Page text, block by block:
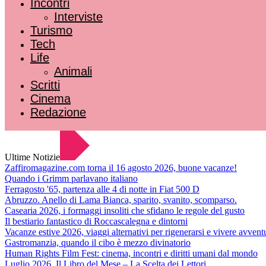
Incontri
Interviste
Turismo
Tech
Life
Animali
Scritti
Cinema
Redazione
Ultime Notizie
Zaffiromagazine.com torna il 16 agosto 2026, buone vacanze!
Quando i Grimm parlavano italiano
Ferragosto '65, partenza alle 4 di notte in Fiat 500 D
Abruzzo. Anello di Lama Bianca, sparito, svanito, scomparso.
Casearia 2026, i formaggi insoliti che sfidano le regole del gusto
Il bestiario fantastico di Roccascalegna e dintorni
Vacanze estive 2026, viaggi alternativi per rigenerarsi e vivere
Gastromanzia, quando il cibo è mezzo divinatorio
Human Rights Film Fest: cinema, incontri e diritti umani dal mondo
Luglio 2026. Il Libro del Mese – La Scelta dei Lettori